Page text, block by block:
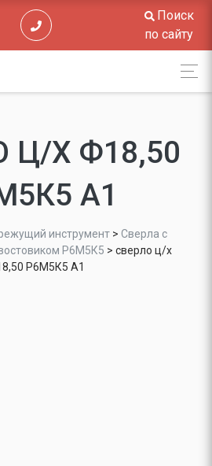
Поиск
по сайту
Ц/Х Ф18,50
А1
инструмент > Сверла с
Р6М5К5 > сверло ц/х
Р6М5К5 А1